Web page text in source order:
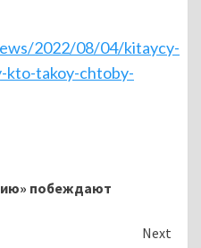
2022/08/04/kitaycy-
kto-takoy-chtoby-
побеждают
Next